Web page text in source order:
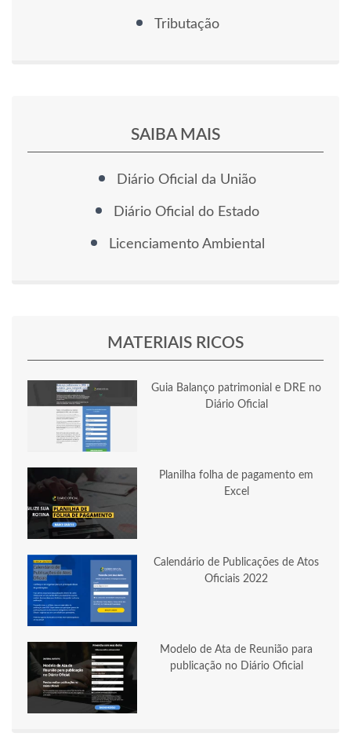
Tributação
SAIBA MAIS
Diário Oficial da União
Diário Oficial do Estado
Licenciamento Ambiental
MATERIAIS RICOS
Guia Balanço patrimonial e DRE no
Diário Oficial
Planilha folha de pagamento em
Excel
Calendário de Publicações de Atos
Oficiais 2022
Modelo de Ata de Reunião para
publicação no Diário Oficial